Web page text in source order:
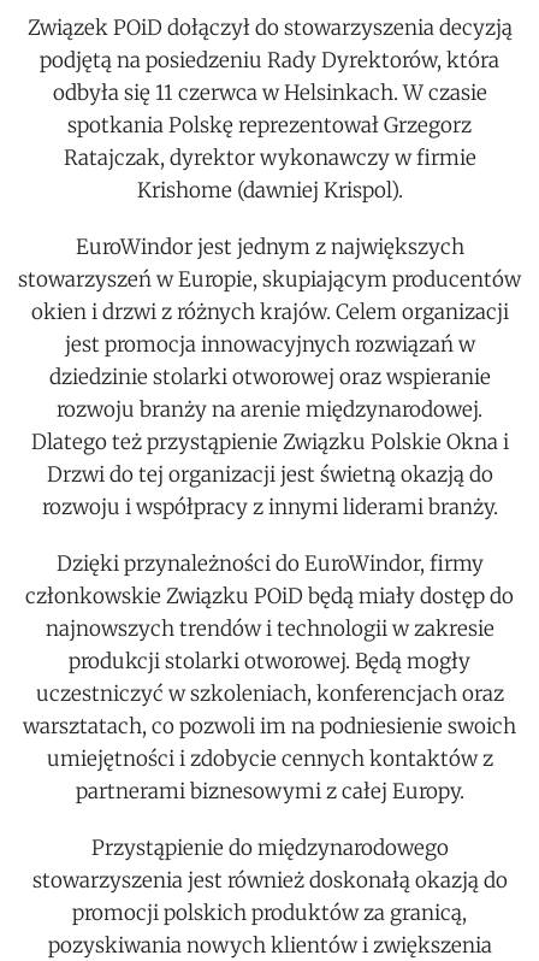
Związek POiD dołączył do stowarzyszenia decyzją
podjętą na posiedzeniu Rady Dyrektorów, która
odbyła się 11 czerwca w Helsinkach. W czasie
spotkania Polskę reprezentował Grzegorz
Ratajczak, dyrektor wykonawczy w firmie
Krishome (dawniej Krispol).
EuroWindor jest jednym z największych
stowarzyszeń w Europie, skupiającym producentów
okien i drzwi z różnych krajów. Celem organizacji
jest promocja innowacyjnych rozwiązań w
dziedzinie stolarki otworowej oraz wspieranie
rozwoju branży na arenie międzynarodowej.
Dlatego też przystąpienie Związku Polskie Okna i
Drzwi do tej organizacji jest świetną okazją do
rozwoju i współpracy z innymi liderami branży.
Dzięki przynależności do EuroWindor, firmy
członkowskie Związku POiD będą miały dostęp do
najnowszych trendów i technologii w zakresie
produkcji stolarki otworowej. Będą mogły
uczestniczyć w szkoleniach, konferencjach oraz
warsztatach, co pozwoli im na podniesienie swoich
umiejętności i zdobycie cennych kontaktów z
partnerami biznesowymi z całej Europy.
Przystąpienie do międzynarodowego
stowarzyszenia jest również doskonałą okazją do
promocji polskich produktów za granicą,
pozyskiwania nowych klientów i zwiększenia